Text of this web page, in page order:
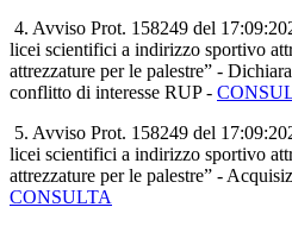
4. Avviso Prot. 158249 del
licei scientifici a indirizzo sportivo
attrezzature per le palestre” -
conflitto di interesse RUP -
5. Avviso Prot. 158249 del
licei scientifici a indirizzo sportivo
attrezzature per le palestre” -
CONSULTA